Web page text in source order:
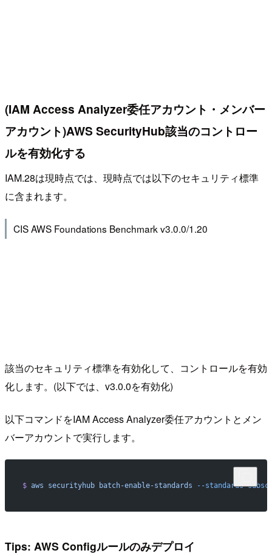
(IAM Access Analyzer委任アカウント・メンバー
アカウント)AWS SecurityHub該当のコントロー
ルを有効化する
IAM.28は現時点では、現時点では以下のセキュリティ標準
に含まれます。
CIS AWS Foundations Benchmark v3.0.0/1.20
該当のセキュリティ標準を有効化して、コントロールを有効
化します。(以下では、v3.0.0を有効化)
以下コマンドをIAM Access Analyzer委任アカウントとメン
バーアカウントで実行します。
$ aws securityhub batch-enable-standards --standards-
Tips: AWS Configルールのみデプロイ